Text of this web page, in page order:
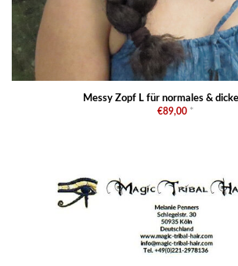
Messy Zopf L für normales &
€89,00 *